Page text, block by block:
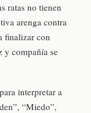
ratas no tienen
arenga contra
finalizar con
y compañía se
interpretar a
“Miedo”,